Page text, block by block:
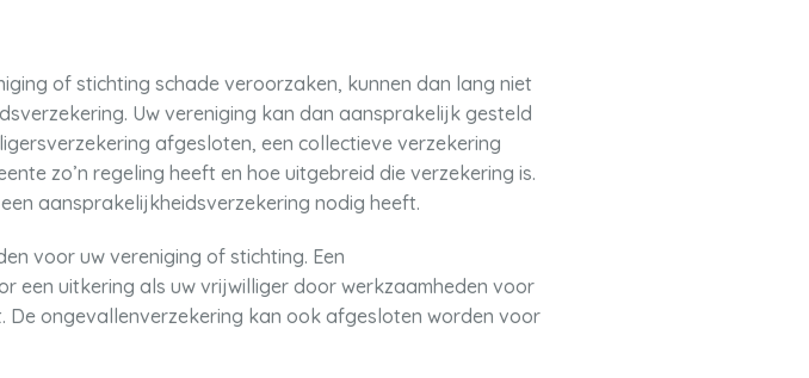
of stichting schade veroorzaken, kunnen dan lang niet
Uw vereniging kan dan aansprakelijk gesteld
afgesloten, een collectieve verzekering
zo’n regeling heeft en hoe uitgebreid die verzekering is.
aansprakelijkheidsverzekering nodig heeft.
voor uw vereniging of stichting. Een
een uitkering als uw vrijwilliger door werkzaamheden voor
ongevallenverzekering kan ook afgesloten worden voor